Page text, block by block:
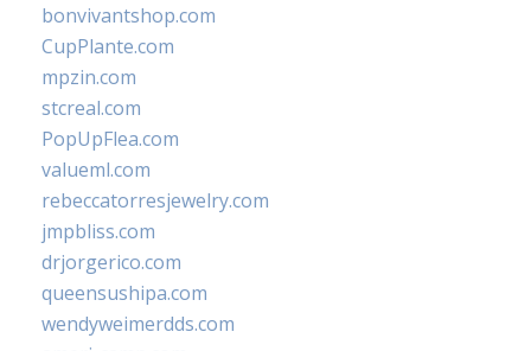
bonvivantshop.com
CupPlante.com
mpzin.com
stcreal.com
PopUpFlea.com
valueml.com
rebeccatorresjewelry.com
jmpbliss.com
drjorgerico.com
queensushipa.com
wendyweimerdds.com